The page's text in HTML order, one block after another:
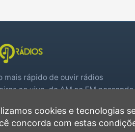
mais rápido de ouvir rádios
ao vivo, do AM ao FM passando
cookies e tecnologias
concorda com estas